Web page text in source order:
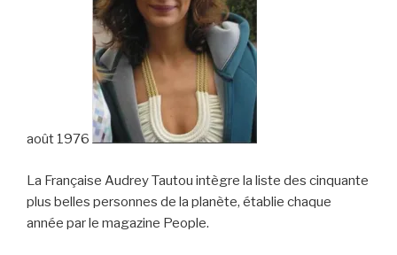
août 1976
La Française Audrey Tautou intègre la liste des cinquante
plus belles personnes de la planète, établie chaque
année par le magazine People.